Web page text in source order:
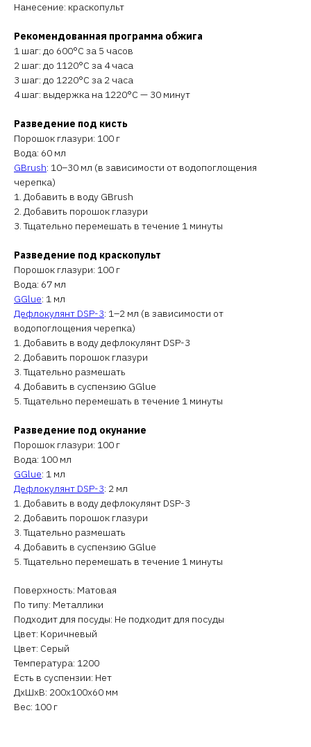
Нанесение: краскопульт
Рекомендованная программа обжига
1 шаг: до 600°C за 5 часов
2 шаг: до 1120°C за 4 часа
3 шаг: до 1220°C за 2 часа
4 шаг: выдержка на 1220°C — 30 минут
Разведение под кисть
Порошок глазури: 100 г
Вода: 60 мл
GBrush: 10–30 мл (в зависимости от водопоглощения
черепка)
1. Добавить в воду GBrush
2. Добавить порошок глазури
3. Тщательно перемешать в течение 1 минуты
Разведение под краскопульт
Порошок глазури: 100 г
Вода: 67 мл
GGlue: 1 мл
Дефлокулянт DSP-3: 1–2 мл (в зависимости от
водопоглощения черепка)
1. Добавить в воду дефлокулянт DSP-3
2. Добавить порошок глазури
3. Тщательно размешать
4. Добавить в суспензию GGlue
5. Тщательно перемешать в течение 1 минуты
Разведение под окунание
Порошок глазури: 100 г
Вода: 100 мл
GGlue: 1 мл
Дефлокулянт DSP-3: 2 мл
1. Добавить в воду дефлокулянт DSP-3
2. Добавить порошок глазури
3. Тщательно размешать
4. Добавить в суспензию GGlue
5. Тщательно перемешать в течение 1 минуты
Поверхность: Матовая
По типу: Металлики
Подходит для посуды: Не подходит для посуды
Цвет: Коричневый
Цвет: Серый
Температура: 1200
Есть в суспензии: Нет
ДxШxВ: 200x100x60 мм
Вес: 100 г